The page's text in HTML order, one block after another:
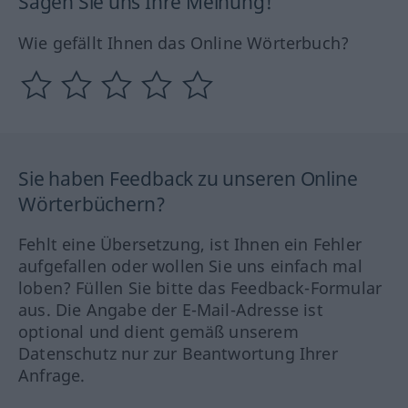
Wie gefällt Ihnen das Online Wörterbuch?
Sie haben Feedback zu unseren Online
Wörterbüchern?
Fehlt eine Übersetzung, ist Ihnen ein Fehler
aufgefallen oder wollen Sie uns einfach mal
loben? Füllen Sie bitte das Feedback-Formular
aus. Die Angabe der E-Mail-Adresse ist
optional und dient gemäß unserem
Datenschutz nur zur Beantwortung Ihrer
Anfrage.